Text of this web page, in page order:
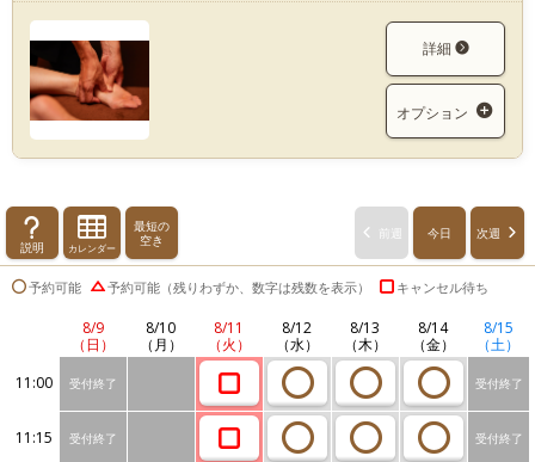
詳細
オプション
説明 カレンダー
最短の
空き
前週 今日 次週
予約可能 予約可能（残りわずか、数字は残数を表示） キャンセル待ち
8/9
（日）
8/10
（月）
8/11
（火）
8/12
（水）
8/13
（木）
8/14
（金）
8/15
（土）
11:00
受付終了 受付終了
11:15 受付終了 受付終了